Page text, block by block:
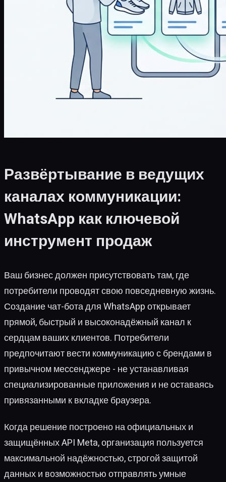
Развёртывание в ведущих
каналах коммуникации:
WhatsApp как ключевой
инструмент продаж
Ваш бизнес должен присутствовать там, где
потребители проводят свою повседневную жизнь.
Создание чат-бота для WhatsApp открывает
прямой, быстрый и высоконадёжный канал к
сердцам ваших клиентов. Потребители
предпочитают вести коммуникацию с брендами в
привычном мессенджере - не устанавливая
специализированные приложения и не оставаясь
привязанными к вкладке браузера.
Когда решение построено на официальных и
защищённых API Meta, организация пользуется
максимальной надёжностью, строгой защитой
данных и возможностью отправлять умные